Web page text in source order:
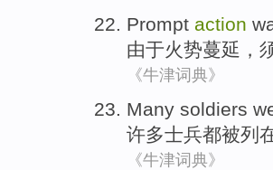
Prompt action
由于火势蔓延 ，
《牛津词典》
Many soldiers
许多士兵都被列
《牛津词典》